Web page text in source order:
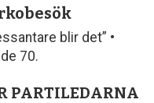
blir det” •
70.
PARTILEDARNA